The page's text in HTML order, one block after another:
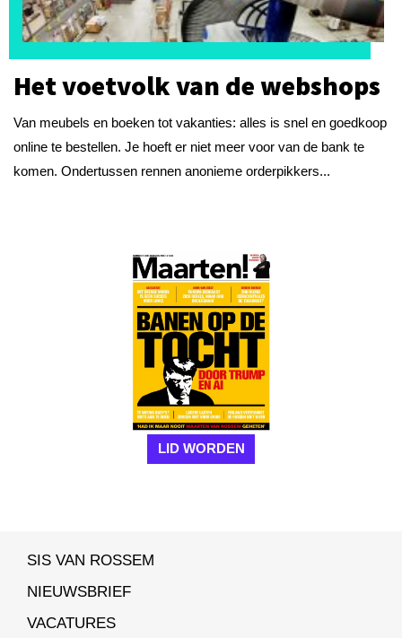
Het voetvolk van de webshops
Van meubels en boeken tot vakanties: alles is snel en goedkoop
online te bestellen. Je hoeft er niet meer voor van de bank te
komen. Ondertussen rennen anonieme orderpikkers...
LID WORDEN
SIS VAN ROSSEM
NIEUWSBRIEF
VACATURES